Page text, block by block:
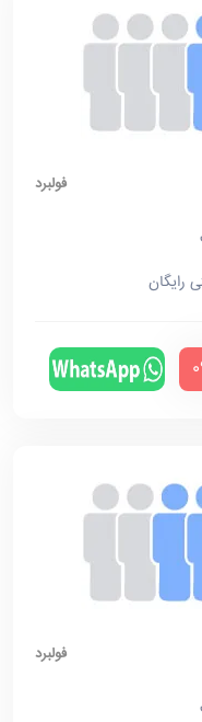
فولبرد
رایگان
فولبرد